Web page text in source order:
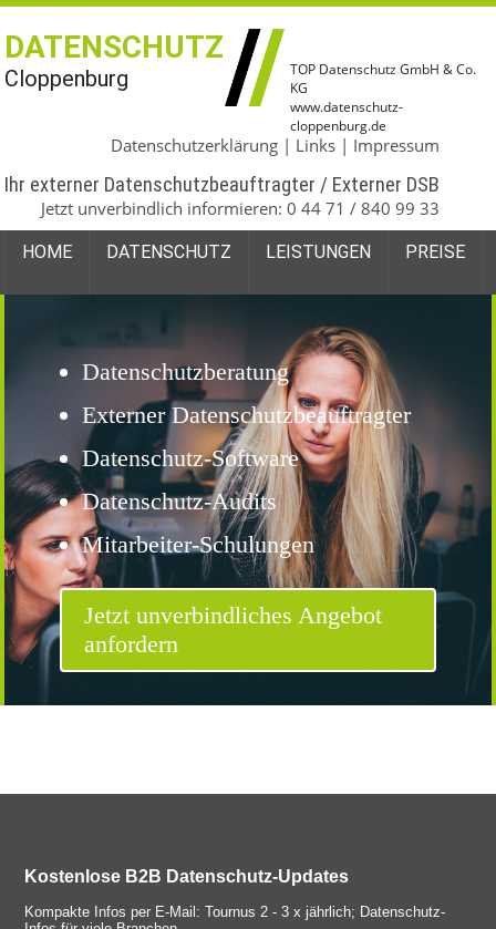
DATENSCHUTZ
Cloppenburg
TOP Datenschutz GmbH & Co.
KG
www.datenschutz-
cloppenburg.de
Datenschutzerklärung | Links | Impressum
Ihr externer Datenschutzbeauftragter / Externer DSB
Jetzt unverbindlich informieren:0 44 71 / 840 99 33
HOME DATENSCHUTZ LEISTUNGEN PREISE
Datenschutzberatung
Externer Datenschutzbeauftragter
Datenschutz-Software
Datenschutz-Audits
Mitarbeiter-Schulungen
Jetzt unverbindliches Angebot
anfordern